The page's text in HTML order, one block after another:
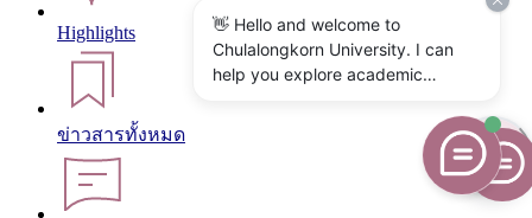
Highlights
ข่าวสารทั้งหมด
👋 Hello and welcome to
Chulalongkorn University. I can
help you explore academic